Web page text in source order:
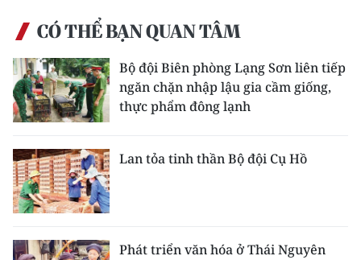
CÓ THỂ BẠN QUAN TÂM
Bộ đội Biên phòng Lạng Sơn liên tiếp
ngăn chặn nhập lậu gia cầm giống,
thực phẩm đông lạnh
Lan tỏa tinh thần Bộ đội Cụ Hồ
Phát triển văn hóa ở Thái Nguyên